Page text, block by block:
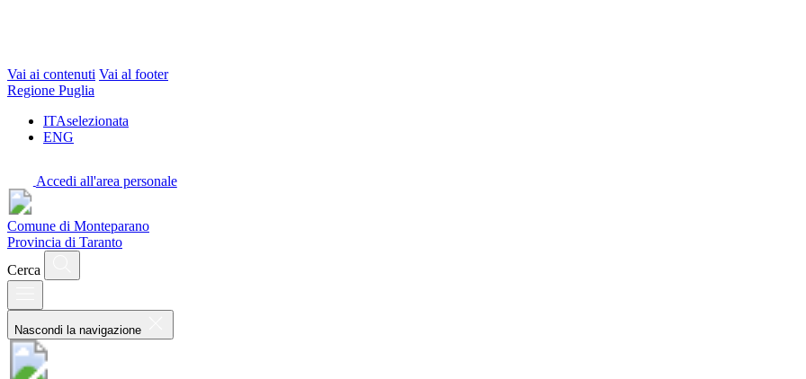
Vai ai contenuti Vai al footer
Regione Puglia
ITAselezionata
ENG
Accedi all'area personale
Comune di Monteparano
Provincia di Taranto
Cerca
Nascondi la navigazione